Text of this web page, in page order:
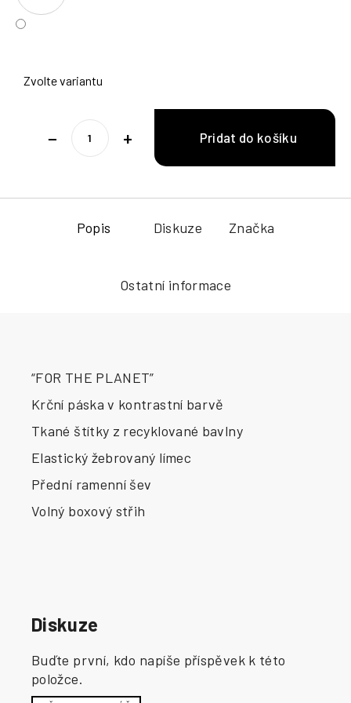
Zvolte variantu
+
−
Popis Diskuze Značka
Ostatní informace
“FOR THE PLANET”
Krční páska v kontrastní barvě
Tkané štítky z recyklované bavlny
Elastický žebrovaný límec
Přední ramenní šev
Volný boxový střih
Diskuze
Buďte první, kdo napíše příspěvek k této
položce.